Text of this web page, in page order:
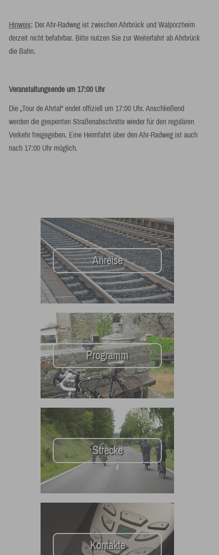
Hinweis: Der Ahr-Radweg ist zwischen Ahrbrück und Walporzheim
derzeit nicht befahrbar. Bitte nutzen Sie zur Weiterfahrt ab Ahrbrück
die Bahn.
Veranstaltungsende um 17:00 Uhr
Die „Tour de Ahrtal“ endet offiziell um 17:00 Uhr. Anschließend
werden die gesperrten Straßenabschnitte wieder für den regulären
Verkehr freigegeben. Eine Heimfahrt über den Ahr-Radweg ist auch
nach 17:00 Uhr möglich.
Anreise
Programm
Strecke
Kontakte